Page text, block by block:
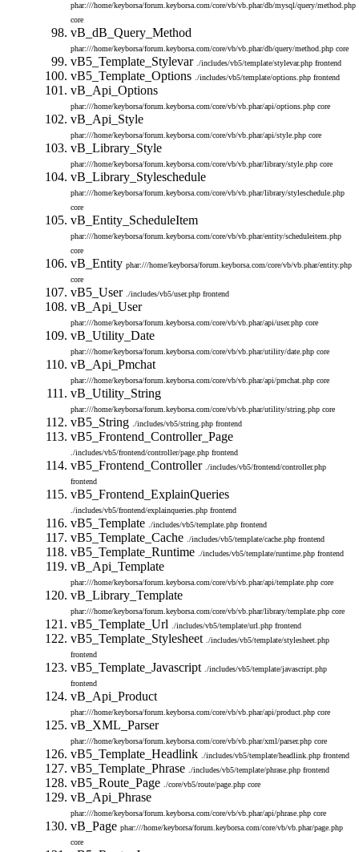
phar:///home/keyborsa/forum.keyborsa.com/core/vb/vb.phar/db/mysql/query/method.php
core
vB_dB_Query_Method
phar:///home/keyborsa/forum.keyborsa.com/core/vb/vb.phar/db/query/method.php core
vB5_Template_Stylevar ./includes/vb5/template/stylevar.php frontend
vB5_Template_Options ./includes/vb5/template/options.php frontend
vB_Api_Options
phar:///home/keyborsa/forum.keyborsa.com/core/vb/vb.phar/api/options.php core
vB_Api_Style
phar:///home/keyborsa/forum.keyborsa.com/core/vb/vb.phar/api/style.php core
vB_Library_Style
phar:///home/keyborsa/forum.keyborsa.com/core/vb/vb.phar/library/style.php core
vB_Library_Styleschedule
phar:///home/keyborsa/forum.keyborsa.com/core/vb/vb.phar/library/styleschedule.php
core
vB_Entity_ScheduleItem
phar:///home/keyborsa/forum.keyborsa.com/core/vb/vb.phar/entity/scheduleitem.php
core
vB_Entity phar:///home/keyborsa/forum.keyborsa.com/core/vb/vb.phar/entity.php
core
vB5_User ./includes/vb5/user.php frontend
vB_Api_User
phar:///home/keyborsa/forum.keyborsa.com/core/vb/vb.phar/api/user.php core
vB_Utility_Date
phar:///home/keyborsa/forum.keyborsa.com/core/vb/vb.phar/utility/date.php core
vB_Api_Pmchat
phar:///home/keyborsa/forum.keyborsa.com/core/vb/vb.phar/api/pmchat.php core
vB_Utility_String
phar:///home/keyborsa/forum.keyborsa.com/core/vb/vb.phar/utility/string.php core
vB5_String ./includes/vb5/string.php frontend
vB5_Frontend_Controller_Page
./includes/vb5/frontend/controller/page.php frontend
vB5_Frontend_Controller ./includes/vb5/frontend/controller.php
frontend
vB5_Frontend_ExplainQueries
./includes/vb5/frontend/explainqueries.php frontend
vB5_Template ./includes/vb5/template.php frontend
vB5_Template_Cache ./includes/vb5/template/cache.php frontend
vB5_Template_Runtime ./includes/vb5/template/runtime.php frontend
vB_Api_Template
phar:///home/keyborsa/forum.keyborsa.com/core/vb/vb.phar/api/template.php core
vB_Library_Template
phar:///home/keyborsa/forum.keyborsa.com/core/vb/vb.phar/library/template.php core
vB5_Template_Url ./includes/vb5/template/url.php frontend
vB5_Template_Stylesheet
./includes/vb5/template/stylesheet.php
frontend
vB5_Template_Javascript
./includes/vb5/template/javascript.php
frontend
vB_Api_Product
phar:///home/keyborsa/forum.keyborsa.com/core/vb/vb.phar/api/product.php core
vB_XML_Parser
phar:///home/keyborsa/forum.keyborsa.com/core/vb/vb.phar/xml/parser.php core
vB5_Template_Headlink ./includes/vb5/template/headlink.php frontend
vB5_Template_Phrase ./includes/vb5/template/phrase.php frontend
vB5_Route_Page ./core/vb5/route/page.php core
vB_Api_Phrase
phar:///home/keyborsa/forum.keyborsa.com/core/vb/vb.phar/api/phrase.php core
vB_Page phar:///home/keyborsa/forum.keyborsa.com/core/vb/vb.phar/page.php
core